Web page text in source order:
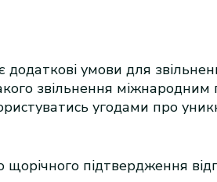
умови для
звільнення
угодами про
підтвердження